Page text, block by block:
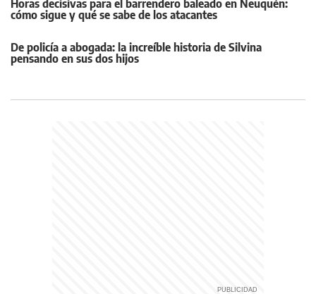
Horas decisivas para el barrendero baleado en Neuquén:
cómo sigue y qué se sabe de los atacantes
De policía a abogada: la increíble historia de Silvina
pensando en sus dos hijos